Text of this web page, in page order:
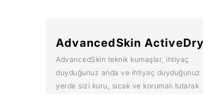
AdvancedSkin ActiveDry
AdvancedSkin teknik kumaşlar, ihtiyaç
duyduğunuz anda ve ihtiyaç duyduğunuz
yerde sizi kuru, sıcak ve korumalı tutarak